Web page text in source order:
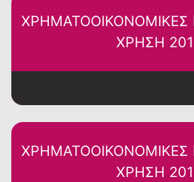
ΧΡΗΜΑΤΟΟΙΚΟΝΟΜΙΚΕΣ
ΧΡΗΣΗ
ΧΡΗΜΑΤΟΟΙΚΟΝΟΜΙΚΕΣ
ΧΡΗΣΗ